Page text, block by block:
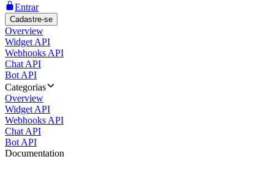
Entrar
Cadastre-se
Overview
Widget API
Webhooks API
Chat API
Bot API
Categorias
Overview
Widget API
Webhooks API
Chat API
Bot API
Documentation